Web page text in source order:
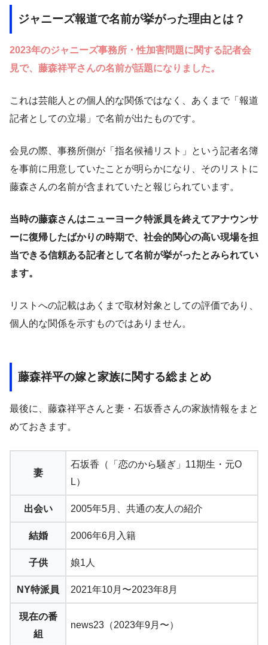
ジャニーズ報道で名前が挙がった理由とは？
2023年のジャニーズ事務所・性加害問題に関する記者会
見で、藤森祥平さんの名前が話題になりました。
これは芸能人との個人的な関係ではなく、あくまで「報道
記者としての立場」で名前が出たものです。
会見の際、事務所側が「指名候補リスト」という記者名簿
を事前に用意していたことが明らかになり、そのリストに
藤森さんの名前が含まれていたと報じられています。
当時の藤森さんはニューヨーク特派員を終えてアナウンサ
ーに復帰したばかりの時期で、社会的関心の高い現場を担
当できる信頼ある記者として名前が挙がったとみられてい
ます。
リストへの記載はあくまで取材対象としての評価であり、
個人的な関係を示すものではありません。
藤森祥平の嫁と家族に関する総まとめ
最後に、藤森祥平さんと妻・石坂香さんの家族情報をまと
めておきます。
妻
石坂香（「恋のから騒ぎ」11期生・元O
L）
出会い 2005年5月、共通の友人の紹介
結婚 2006年6月入籍
子供 娘1人
NY特派員 2021年10月〜2023年8月
現在の番
組
news23（2023年9月〜）